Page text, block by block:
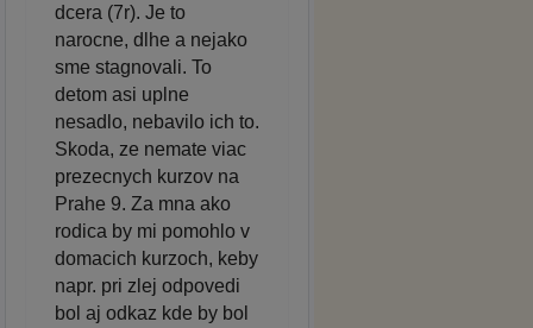
dcera (7r). Je to
narocne, dlhe a nejako
sme stagnovali. To
detom asi uplne
nesadlo, nebavilo ich to.
Skoda, ze nemate viac
prezecnych kurzov na
Prahe 9. Za mna ako
rodica by mi pomohlo v
domacich kurzoch, keby
napr. pri zlej odpovedi
bol aj odkaz kde by bol